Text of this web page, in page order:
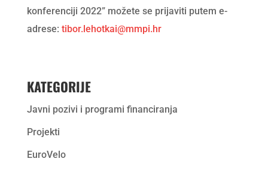
konferenciji 2022” možete se prijaviti putem e-
adrese: tibor.lehotkai@mmpi.hr
KATEGORIJE
Javni pozivi i programi financiranja
Projekti
EuroVelo